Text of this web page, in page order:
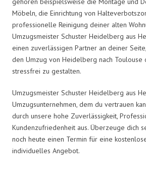
Möbeln, die Einrichtung von
professionelle Reinigung deiner alten
Umzugsmeister Schuster Heidelberg aus
einen zuverlässigen Partner an deiner
den Umzug von Heidelberg nach Toulouse
stressfrei zu gestalten.
Umzugsmeister Schuster Heidelberg aus
Umzugsunternehmen, dem du vertrauen
durch unsere hohe Zuverlässigkeit,
Kundenzufriedenheit aus. Überzeuge dich
noch heute einen Termin für eine
individuelles Angebot.